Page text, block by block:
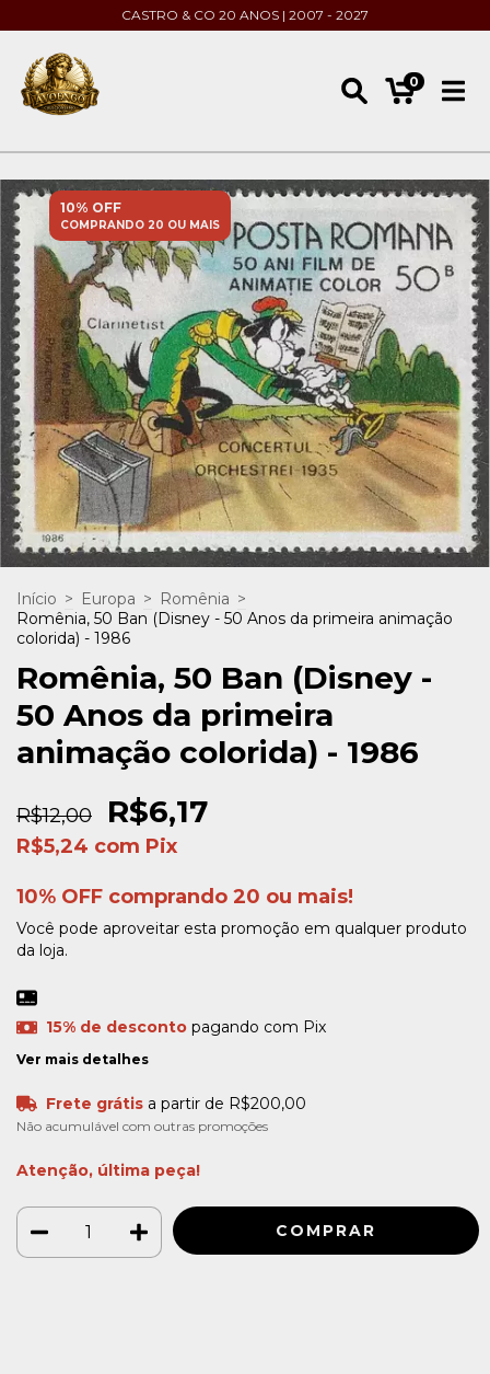
CASTRO & CO 20 ANOS | 2007 - 2027
0
10% OFF
COMPRANDO 20 OU MAIS
Início > Europa > Romênia >
Romênia, 50 Ban (Disney - 50 Anos da primeira animação
colorida) - 1986
Romênia, 50 Ban (Disney -
50 Anos da primeira
animação colorida) - 1986
R$12,00 R$6,17
R$5,24 com Pix
10% OFF comprando 20 ou mais!
Você pode aproveitar esta promoção em qualquer produto
da loja.
15% de descontopagando com Pix
Ver mais detalhes
Frete grátis a partir de R$200,00
Não acumulável com outras promoções
Atenção, última peça!